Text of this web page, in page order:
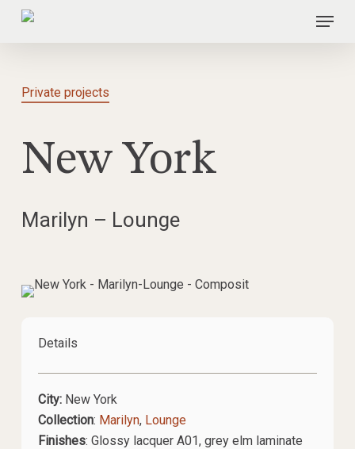
Skip
Menu
Private projects
New York
Marilyn – Lounge
Details
City: New York
Collection: Marilyn, Lounge
Finishes: Glossy lacquer A01, grey elm laminate